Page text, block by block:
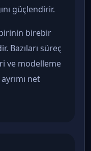
güçlendirir.
birebir
Bazıları süreç
ve modelleme
net